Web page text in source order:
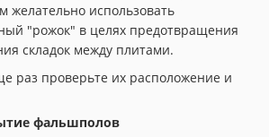
желательно использовать
"рожок" в целях предотвращения
складок между плитами.
раз проверьте их расположение и
фальшполов